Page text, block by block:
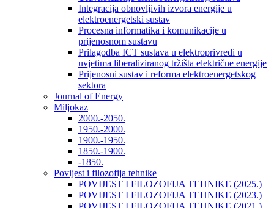
Integracija obnovljivih izvora energije u
elektroenergetski sustav
Procesna informatika i komunikacije u
prijenosnom sustavu
Prilagodba ICT sustava u elektroprivredi u
uvjetima liberaliziranog tržišta električne energije
Prijenosni sustav i reforma elektroenergetskog
sektora
Journal of Energy
Miljokaz
2000.-2050.
1950.-2000.
1900.-1950.
1850.-1900.
-1850.
Povijest i filozofija tehnike
POVIJEST I FILOZOFIJA TEHNIKE (2025.)
POVIJEST I FILOZOFIJA TEHNIKE (2023.)
POVIJEST I FILOZOFIJA TEHNIKE (2021.)